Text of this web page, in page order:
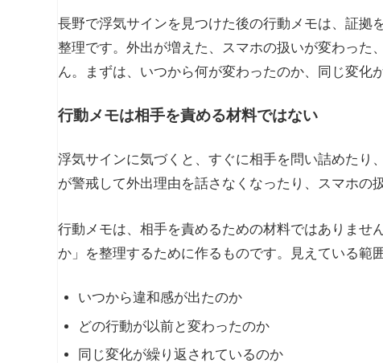
長野で浮気サインを見つけた後の行動メモは、証拠
整理です。外出が増えた、スマホの扱いが変わった
ん。まずは、いつから何が変わったのか、同じ変化
行動メモは相手を責める材料ではない
浮気サインに気づくと、すぐに相手を問い詰めたり
が警戒して外出理由を話さなくなったり、スマホの
行動メモは、相手を責めるための材料ではありませ
か」を整理するために作るものです。見えている範
いつから違和感が出たのか
どの行動が以前と変わったのか
同じ変化が繰り返されているのか